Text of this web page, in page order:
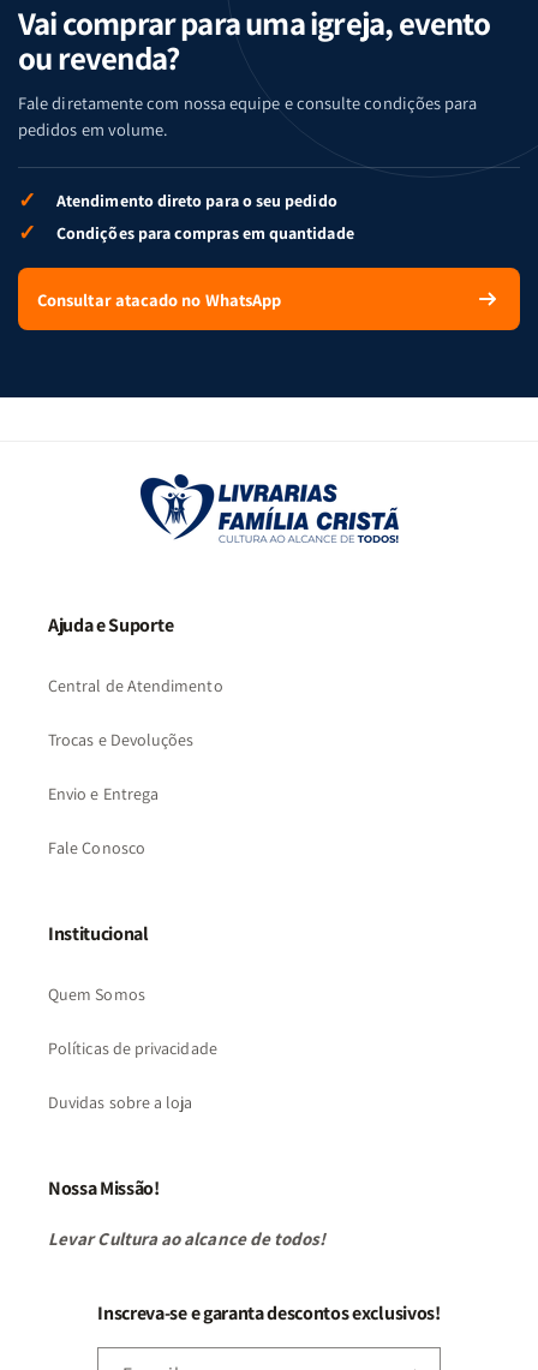
Vai comprar para uma igreja, evento
ou revenda?
Fale diretamente com nossa equipe e consulte condições para
pedidos em volume.
✓ Atendimento direto para o seu pedido
✓ Condições para compras em quantidade
Consultar atacado no WhatsApp
Ajuda e Suporte
Central de Atendimento
Trocas e Devoluções
Envio e Entrega
Fale Conosco
Institucional
Quem Somos
Políticas de privacidade
Duvidas sobre a loja
Nossa Missão!
Levar Cultura ao alcance de todos!
Inscreva-se e garanta descontos exclusivos!